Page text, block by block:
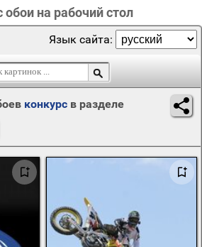
обои на рабочий стол
Язык сайта:
конкурс в разделе